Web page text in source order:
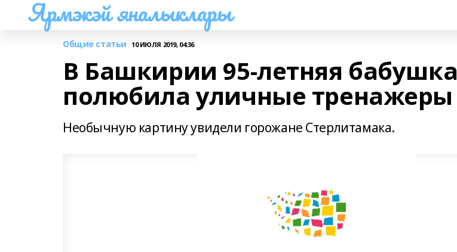
Ярмэкэй яналыклары
Общие статьи 10 ИЮЛЯ 2019, 04:36
В Башкирии 95-летняя бабушка
полюбила уличные тренажеры
Необычную картину увидели горожане Стерлитамака.